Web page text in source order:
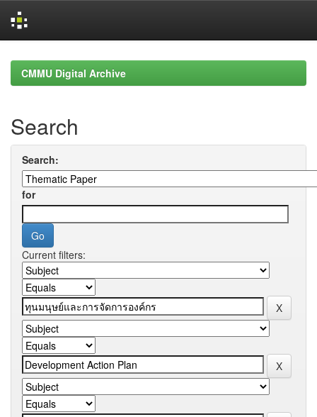
navigationCMMU Digital Archive
Search
Search:
for
Current filters: